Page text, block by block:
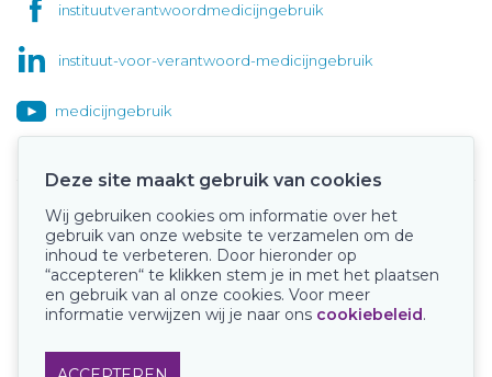
instituutverantwoordmedicijngebruik
instituut-voor-verantwoord-medicijngebruik
medicijngebruik
Onze keurmerken
Deze site maakt gebruik van cookies
Wij gebruiken cookies om informatie over het
gebruik van onze website te verzamelen om de
inhoud te verbeteren. Door hieronder op
“accepteren“ te klikken stem je in met het plaatsen
en gebruik van al onze cookies. Voor meer
informatie verwijzen wij je naar ons cookiebeleid.